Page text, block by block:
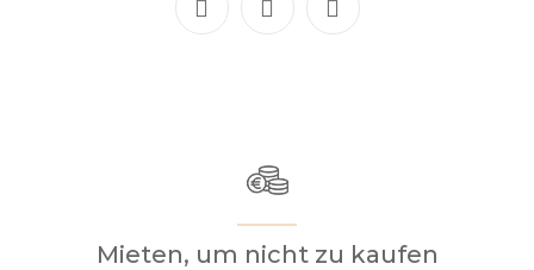
Mieten, um nicht zu kaufen